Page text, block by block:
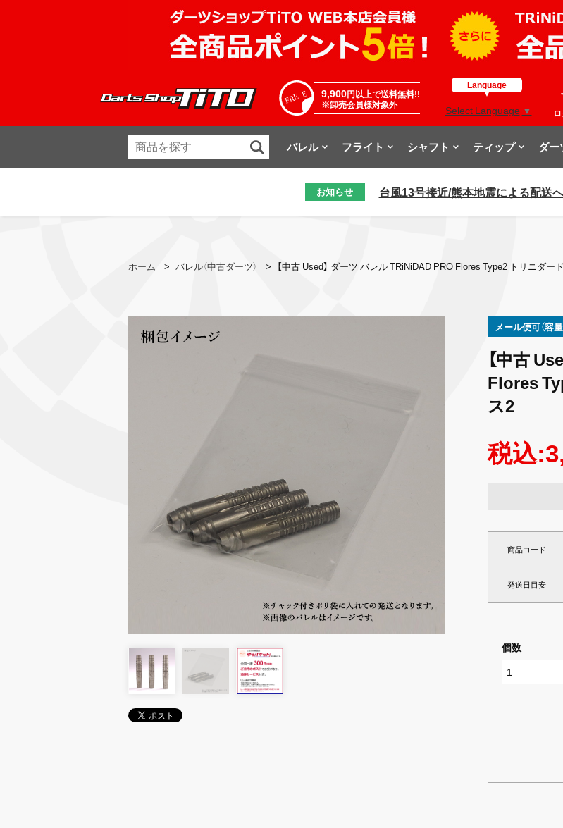
9,900円以上で送料無料!!
※卸売会員様対象外
Language
Select Language ▼
バレル フライト シャフト ティップ ダー
お知らせ 台風13号接近/熊本地震による配送
ホーム > バレル（中古ダーツ） > 【中古 Used】 ダーツ バレル TRiNiDAD PRO Flores Type2 トリニダー
メール便可（容
【中古
Flores
ス2
税込
商品コード
発送日目安
個数